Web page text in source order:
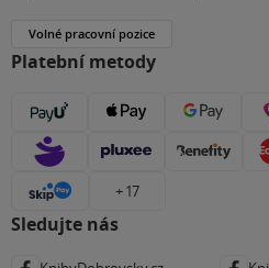
Volné pracovní pozice
Platební metody
+ 17
Sledujte nás